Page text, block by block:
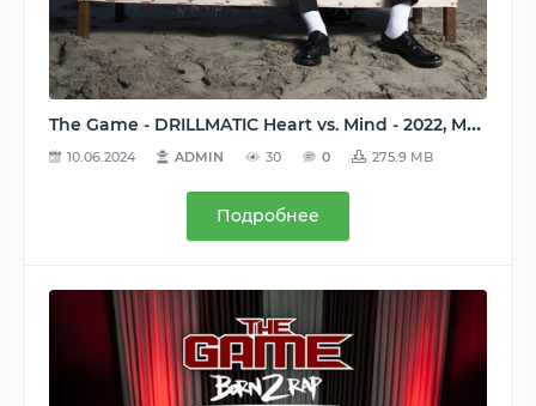
The Game - DRILLMATIC Heart vs. Mind - 2022, MP3, 320 kbps
10.06.2024 ADMIN 30 0 275.9 MB
Подробнее